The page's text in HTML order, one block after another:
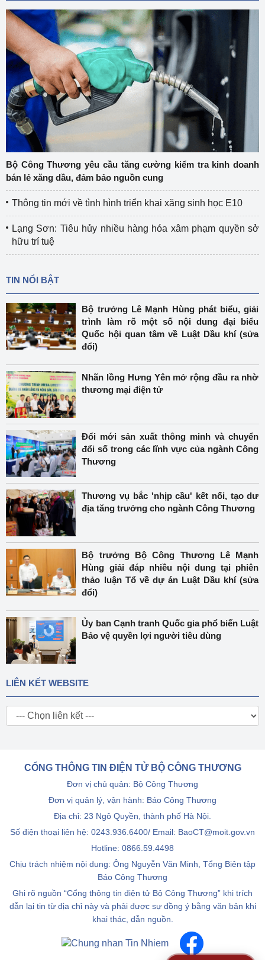
Bộ Công Thương yêu cầu tăng cường kiểm tra kinh doanh
bán lẻ xăng dầu, đảm bảo nguồn cung
Thông tin mới về tình hình triển khai xăng sinh học E10
Lạng Sơn: Tiêu hủy nhiều hàng hóa xâm phạm quyền sở
hữu trí tuệ
TIN NỔI BẬT
Bộ trưởng Lê Mạnh Hùng phát biểu, giải
trình làm rõ một số nội dung đại biểu
Quốc hội quan tâm về Luật Dầu khí (sửa
đổi)
Nhãn lồng Hưng Yên mở rộng đầu ra nhờ
thương mại điện tử
Đổi mới sản xuất thông minh và chuyển
đổi số trong các lĩnh vực của ngành Công
Thương
Thương vụ bắc 'nhịp cầu' kết nối, tạo dư
địa tăng trưởng cho ngành Công Thương
Bộ trưởng Bộ Công Thương Lê Mạnh
Hùng giải đáp nhiều nội dung tại phiên
thảo luận Tổ về dự án Luật Dầu khí (sửa
đổi)
Ủy ban Cạnh tranh Quốc gia phổ biến Luật
Bảo vệ quyền lợi người tiêu dùng
LIÊN KẾT WEBSITE
CỔNG THÔNG TIN ĐIỆN TỬ BỘ CÔNG THƯƠNG
Đơn vị chủ quản: Bộ Công Thương
Đơn vị quản lý, vận hành: Báo Công Thương
Địa chỉ: 23 Ngô Quyền, thành phố Hà Nội.
Số điện thoại liên hệ: 0243.936.6400/ Email: BaoCT@moit.gov.vn
Hotline: 0866.59.4498
Chịu trách nhiệm nội dung: Ông Nguyễn Văn Minh, Tổng Biên tập
Báo Công Thương
Ghi rõ nguồn “Cổng thông tin điện tử Bộ Công Thương” khi trích
dẫn lại tin từ địa chỉ này và phải được sự đồng ý bằng văn bản khi
khai thác, dẫn nguồn.